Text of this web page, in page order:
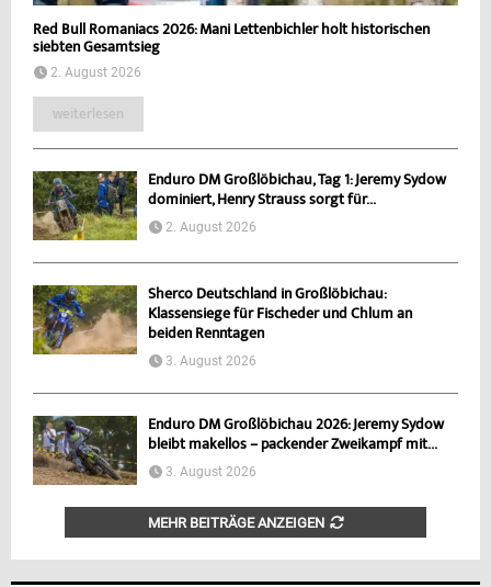
Red Bull Romaniacs 2026: Mani Lettenbichler holt historischen
siebten Gesamtsieg
2. August 2026
weiterlesen
Enduro DM Großlöbichau, Tag 1: Jeremy Sydow
dominiert, Henry Strauss sorgt für...
2. August 2026
Sherco Deutschland in Großlöbichau:
Klassensiege für Fischeder und Chlum an
beiden Renntagen
3. August 2026
Enduro DM Großlöbichau 2026: Jeremy Sydow
bleibt makellos – packender Zweikampf mit...
3. August 2026
MEHR BEITRÄGE ANZEIGEN